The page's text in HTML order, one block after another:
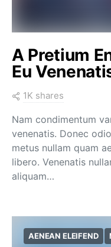
A Pretium
Eu
1K shares
Nam condimentum
venenatis. Donec
metus nullam quam
libero. Venenatis
aliquam…
AENEAN ELEIFEND